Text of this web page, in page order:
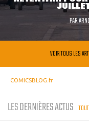
PAR
VOIR TOUS LES
COMICSBLOG.fr
LES DERNIÈRES ACTUS